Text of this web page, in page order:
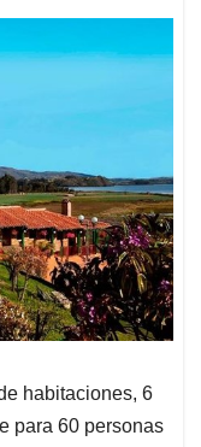
habitaciones, 6
para 60 personas